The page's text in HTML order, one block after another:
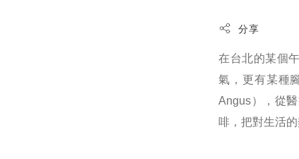
分享
在台北的某個
氣，更有某種
Angus），從
啡，把對生活的